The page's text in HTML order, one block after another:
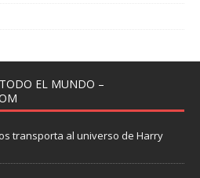
EL MUNDO –
transporta al universo de Harry